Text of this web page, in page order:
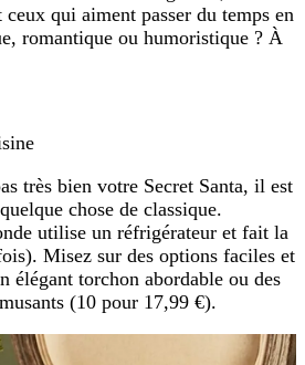
qui aiment passer du temps en
romantique ou humoristique ? À
très bien votre Secret Santa, il est
chose de classique.
utilise un réfrigérateur et fait la
Misez sur des options faciles et
élégant torchon abordable ou des
(10 pour 17,99 €).